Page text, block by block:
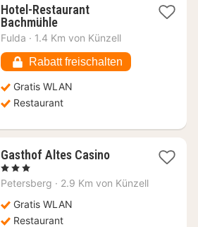
Hotel-Restaurant
Bachmühle1
Nacht
120,88
€
Fulda · 1.4 Km von Künzell
Rabatt freischalten
Gratis WLAN
Restaurant
Gasthof Altes Casino1
ab
, 3 Sterne
Petersberg · 2.9 Km von Künzell
Gratis WLAN
Restaurant